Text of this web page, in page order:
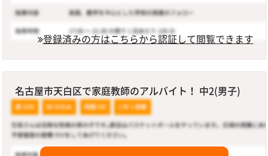
登録済みの方はこちらから認証して閲覧できます
名古屋市天白区で家庭教師のアルバイト！ 中2(男子)